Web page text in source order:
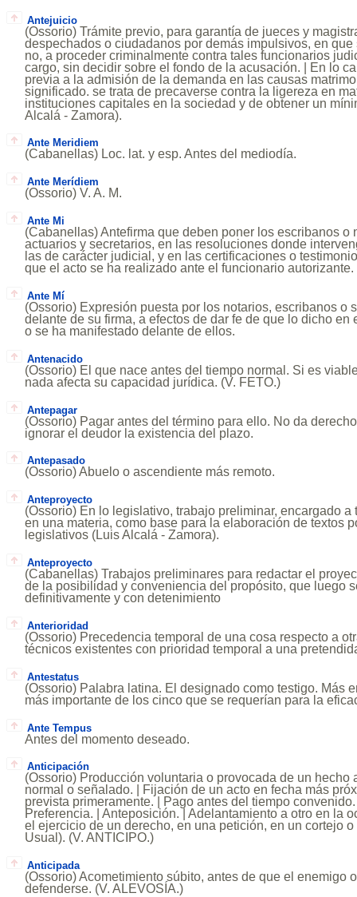
Antejuicio
(Ossorio) Trámite previo, para garantía de jueces y
despechados o ciudadanos por demás impulsivos, en
no, a proceder criminalmente contra tales funcionarios
cargo, sin decidir sobre el fondo de la acusación. | En lo
previa a la admisión de la demanda en las causas
significado. se trata de precaverse contra la ligereza en
instituciones capitales en la sociedad y de obtener un
Alcalá - Zamora).
Ante Meridiem
(Cabanellas) Loc. lat. y esp. Antes del mediodía.
Ante Merídiem
(Ossorio) V. A. M.
Ante Mi
(Cabanellas) Antefirma que deben poner los escribanos o
actuarios y secretarios, en las resoluciones donde
las de carácter judicial, y en las certificaciones o
que el acto se ha realizado ante el funcionario autorizante.
Ante Mí
(Ossorio) Expresión puesta por los notarios, escribanos o
delante de su firma, a efectos de dar fe de que lo dicho en
o se ha manifestado delante de ellos.
Antenacido
(Ossorio) El que nace antes del tiempo normal. Si es
nada afecta su capacidad jurídica. (V. FETO.)
Antepagar
(Ossorio) Pagar antes del término para ello. No da
ignorar el deudor la existencia del plazo.
Antepasado
(Ossorio) Abuelo o ascendiente más remoto.
Anteproyecto
(Ossorio) En lo legislativo, trabajo preliminar, encargado
en una materia, como base para la elaboración de textos
legislativos (Luis Alcalá - Zamora).
Anteproyecto
(Cabanellas) Trabajos preliminares para redactar el
de la posibilidad y conveniencia del propósito, que luego
definitivamente y con detenimiento
Anterioridad
(Ossorio) Precedencia temporal de una cosa respecto a
técnicos existentes con prioridad temporal a una
Antestatus
(Ossorio) Palabra latina. El designado como testigo. Más
más importante de los cinco que se requerían para la
Ante Tempus
Antes del momento deseado.
Anticipación
(Ossorio) Producción voluntaria o provocada de un hecho
normal o señalado. | Fijación de un acto en fecha más
prevista primeramente. | Pago antes del tiempo
Preferencia. | Anteposición. | Adelantamiento a otro en la
el ejercicio de un derecho, en una petición, en un cortejo
Usual). (V. ANTICIPO.)
Anticipada
(Ossorio) Acometimiento súbito, antes de que el enemigo
defenderse. (V. ALEVOSÍA.)